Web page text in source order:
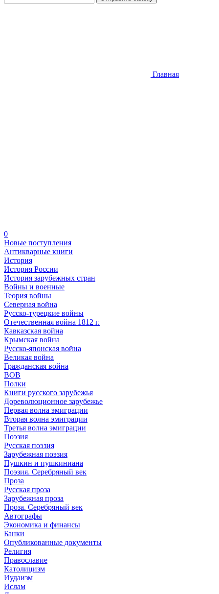
Главная
0
Новые поступления
Антикварные книги
История
История России
История зарубежных стран
Войны и военные
Теория войны
Северная война
Русско-турецкие войны
Отечественная война 1812 г.
Кавказская война
Крымская война
Русско-японская война
Великая война
Гражданская война
ВОВ
Полки
Книги русского зарубежья
Дореволюционное зарубежье
Первая волна эмиграции
Вторая волна эмиграции
Третья волна эмиграции
Поэзия
Русская поэзия
Зарубежная поэзия
Пушкин и пушкиниана
Поэзия. Серебряный век
Проза
Русская проза
Зарубежная проза
Проза. Серебряный век
Автографы
Экономика и финансы
Банки
Опубликованные документы
Религия
Православие
Католицизм
Иудаизм
Ислам